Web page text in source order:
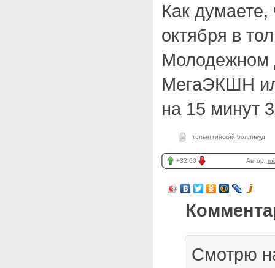
Как думаете,
октября в
Молодежном
МегаЭКШН
на 15 минут
тольяттинский болливуд
+32.00 Автор:
Смотрю